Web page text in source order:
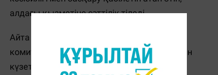
алдағы қызметіне сәттілік тіледі.
Айта кетейік, ІІМ Күзет қызметін бақылау
комитеті министрліктің мамандандырылған
күзет қызметі басқармасының орнына